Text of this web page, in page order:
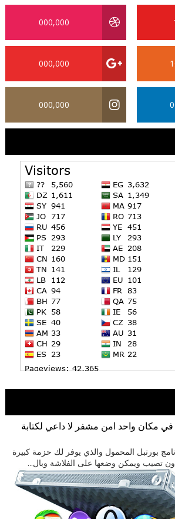
000,000
000,000
000,000
مكان واحد امن مشفر لا داعي لكتابة
بورتبل المحمول والذي يوفر لك حزمة كبيرة
تصيب ويمكن وضعها على الفلاشة وبال...